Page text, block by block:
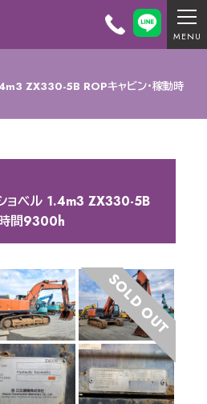
ZX330-5B ROPキャビン・稼動時
ョベル 1.4m3 ZX330-5B
時間9300h
SOLD OUT